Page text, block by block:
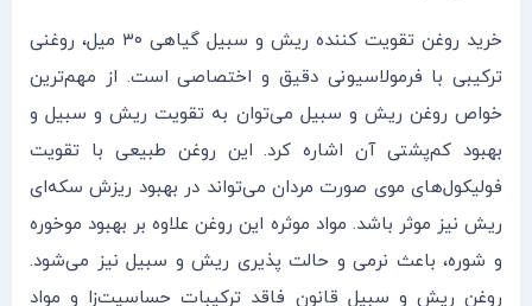
خرید روغن تقویت کننده ریش و سبیل گیاهی ۳۰ میل، روغنی
ترکیبی با فرمولاسیونی دقیق و اختصاصی است. از مهم‌ترین
خواص روغن ریش و سبیل می‌توان به تقویت ریش و سبیل و
بهبود کم‌پشتی آن اشاره کرد. این روغن طبیعی با تقویت
فولیکول‌های موی صورت مردان می‌تواند در بهبود ریزش سکه‌ای
ریش نیز موثر باشد. مواد موثره این روغن علاوه بر بهبود موخوره
و شوره، باعث نرمی و حالت پذیری ریش و سبیل نیز می‌شود.
روغن ریش و سبیل قانون فاقد ترکیبات حساسیت‌زا و مواد